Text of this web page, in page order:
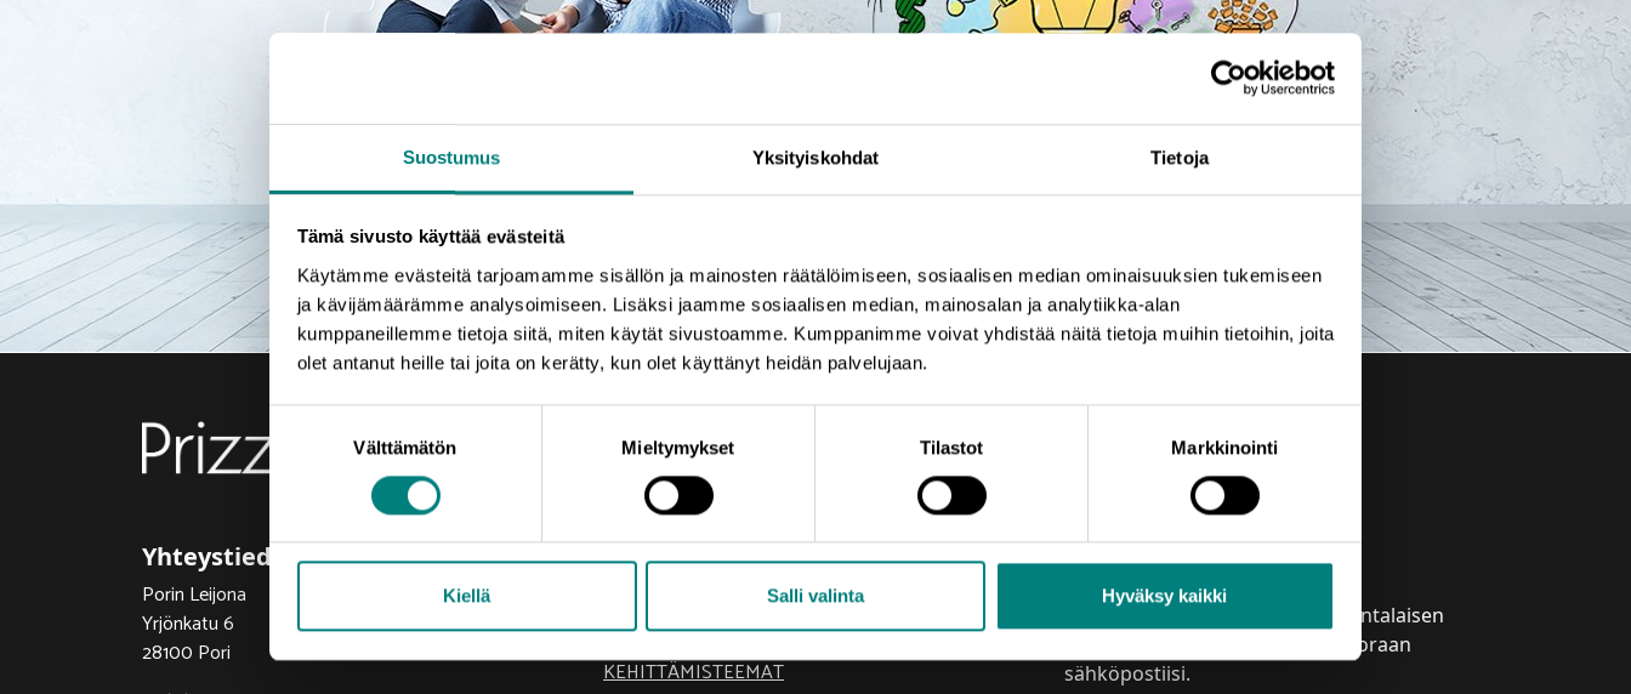
Suostumus Yksityiskohdat Tietoja
Tämä sivusto käyttää evästeitä
Käytämme evästeitä tarjoamamme sisällön ja mainosten räätälöimiseen, sosiaalisen median ominaisuuksien tukemiseen
ja kävijämäärämme analysoimiseen. Lisäksi jaamme sosiaalisen median, mainosalan ja analytiikka-alan
kumppaneillemme tietoja siitä, miten käytät sivustoamme. Kumppanimme voivat yhdistää näitä tietoja muihin tietoihin, joita
olet antanut heille tai joita on kerätty, kun olet käyttänyt heidän palvelujaan.
valinta
Välttämätön Mieltymykset Tilastot Markkinointi
Kiellä Salli valinta Hyväksy kaikki
Yhteystiedot
Porin Leijona
Yrjönkatu 6
28100 Pori
Oikotie
AJANKOHTAISTA
KEHITTÄMISTEEMAT
Tilaa uutiskirje
Prizztechin uutiskirje tuo satakuntalaisen
elinkeinoelämän tapahtumat suoraan
sähköpostiisi.